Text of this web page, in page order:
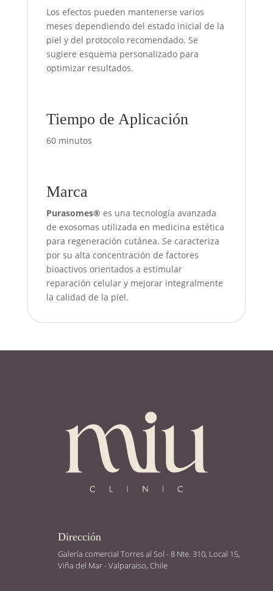
Los efectos pueden mantenerse varios
meses dependiendo del estado inicial de la
piel y del protocolo recomendado. Se
sugiere esquema personalizado para
optimizar resultados.
Tiempo de Aplicación
60 minutos
Marca
Purasomes® es una tecnología avanzada
de exosomas utilizada en medicina estética
para regeneración cutánea. Se caracteriza
por su alta concentración de factores
bioactivos orientados a estimular
reparación celular y mejorar integralmente
la calidad de la piel.
Dirección
Galería comercial Torres al Sol - 8 Nte. 310, Local 15,
Viña del Mar - Valparaíso, Chile